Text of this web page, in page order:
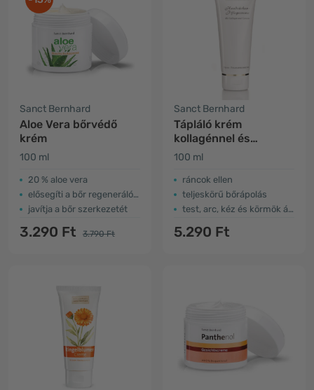
Sanct Bernhard
Aloe Vera bőrvédő
krém
100 ml
20 % aloe vera
elősegíti a bőr regenerálódását
javítja a bőr szerkezetét
3.290 Ft 3.790 Ft
Sanct Bernhard
Tápláló krém
kollagénnel és
karotinnal
100 ml
ráncok ellen
teljeskörű bőrápolás
test, arc, kéz és körmök ápolása
5.290 Ft